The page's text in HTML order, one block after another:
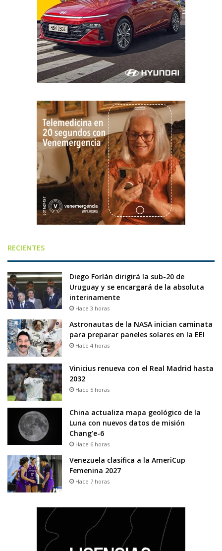
RECIENTES
Diego Forlán dirigirá la sub-20 de
Uruguay y se encargará de la absoluta
interinamente
Hace 3 horas
Astronautas de la NASA inician caminata
para preparar paneles solares en la EEI
Hace 4 horas
Vinicius renueva con el Real Madrid hasta
2032
Hace 5 horas
China actualiza mapa geológico de la
Luna con nuevos datos de misión
Chang’e-6
Hace 6 horas
Venezuela clasifica a la AmeriCup
Femenina 2027
Hace 7 horas